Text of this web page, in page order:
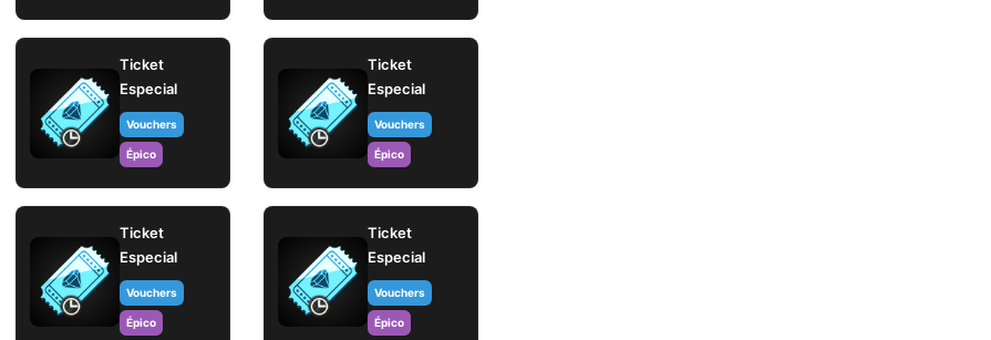
Ticket
Especial
Vouchers
Épico
Ticket
Especial
Vouchers
Épico
Ticket
Especial
Vouchers
Épico
Ticket
Especial
Vouchers
Épico